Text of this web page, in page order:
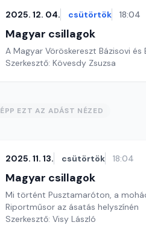
2025. 12. 04. csütörtök 18:04
Magyar csillagok
A Magyar Vöröskereszt Bázisovi
Szerkesztő: Kövesdy Zsuzsa
ÉPP EZT AZ ADÁST NÉZED
2025. 11. 13. csütörtök 18:04
Magyar csillagok
Mi történt Pusztamaróton, a
Riportműsor az ásatás helyszínén
Szerkesztő: Visy László